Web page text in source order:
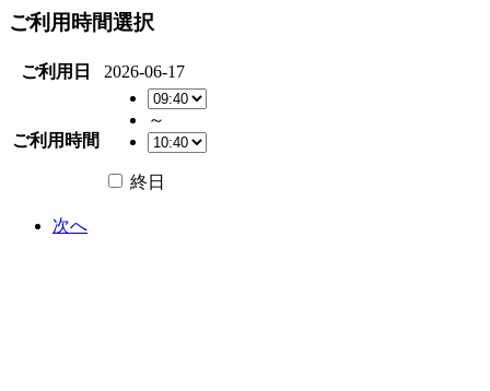
ご利用時間選択
ご利用日 2026-06-17
ご利用時間
～
終日
次へ